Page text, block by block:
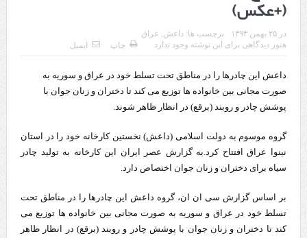
قدردانی وزیر میراث فرهنگی، گردشگری و صنایع دستی از استاندار اردبیل
استاندار اردبیل در دیدار دبیر شورای‌عالی مناطق آزاد و ویژه اقتصادی:
راه‌اندازی کامل منطقه آزاد اردبیل-بیله‌سوار و منطقه ویژه اقتصادی نمین تسریع
شود
تخصیص ۳۰۰میلیارد تومان برای تکمیل بزرگراه اردبیل-سرچم
کشف ۱۱ قبضه سلاح کلت کمری توسط مرزبانان هنگ مرزی ارومیه
رئیس سازمان راهداری:
مرز چیلات دهلران می‌تواند مکمل مرز بین‌المللی مهران شود
(+عکس)
در ۲۵ بهمن ۱۳۹۳ برچسب ها: داعش, عراق
هنوز دیدگاهی برای این نوشته وجود ندارد
چاپ ایمیل
داعش این چادرها را در مناطق تحت تسلط خود در عراق و سوریه به
صورت مجانی بین خانواده ها توزیع می کند تا دختران و زنان جوان با
پوشش چادر و روبند (برقع) در انظار ظاهر شوند.
گروه موسوم به دولت اسلامی (داعش) نخستین کارخانه خود را در استان
نینوا عراق افتتاح کرد.به گزارش عصر ایران این کارخانه به تولید چادر
سیاه برای دختران و زنان جوان اختصاص دارد.
بر اساس گزارش سی ان ان، گروه داعش این چادرها را در مناطق تحت
تسلط خود در عراق و سوریه به صورت مجانی بین خانواده ها توزیع می
کند تا دختران و زنان جوان با پوشش چادر و روبند (برقع) در انظار ظاهر